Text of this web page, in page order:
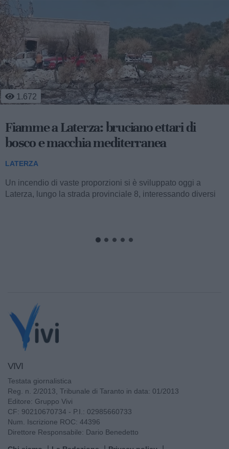
474
Mobilità sostenibile e sviluppo
territoriale: al via la fase operativa di
"Appia Bike Tour"
LATERZA
Nella mattinata di ieri, l’aula consiliare del Comune di
VIVI
Testata giornalistica
Reg. n. 2/2013, Tribunale di Taranto in data: 01/2013
Editore: Gruppo Vivi
CF: 90210670734 - P.I.: 02985660733
Num. Iscrizione ROC: 44396
Direttore Responsabile: Dario Benedetto